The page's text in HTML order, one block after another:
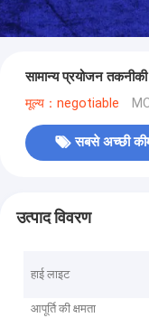
सामान्य प्रयोजन
मूल्य：negotiable
सबसे अच्छी
उत्पाद विवरण
हाई लाइट
आपूर्ति की क्षमता